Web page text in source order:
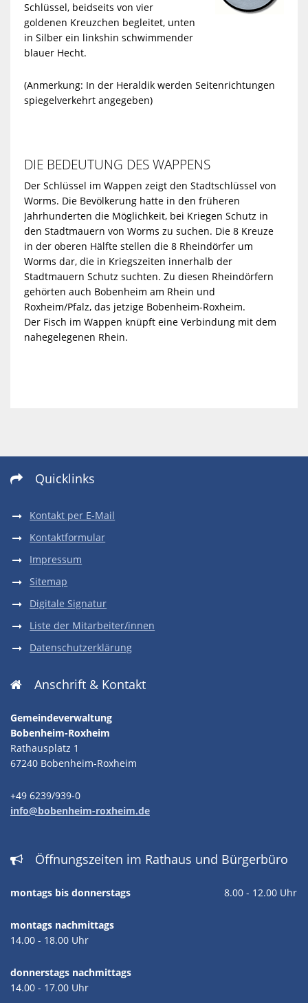
Schlüssel, beidseits von vier
goldenen Kreuzchen begleitet, unten
in Silber ein linkshin schwimmender
blauer Hecht.
(Anmerkung: In der Heraldik werden Seitenrichtungen
spiegelverkehrt angegeben)
DIE BEDEUTUNG DES WAPPENS
Der Schlüssel im Wappen zeigt den Stadtschlüssel von
Worms. Die Bevölkerung hatte in den früheren
Jahrhunderten die Möglichkeit, bei Kriegen Schutz in
den Stadtmauern von Worms zu suchen. Die 8 Kreuze
in der oberen Hälfte stellen die 8 Rheindörfer um
Worms dar, die in Kriegszeiten innerhalb der
Stadtmauern Schutz suchten. Zu diesen Rheindörfern
gehörten auch Bobenheim am Rhein und
Roxheim/Pfalz, das jetzige Bobenheim-Roxheim.
Der Fisch im Wappen knüpft eine Verbindung mit dem
nahegelegenen Rhein.
 Quicklinks
Kontakt per E-Mail
Kontaktformular
Impressum
Sitemap
Digitale Signatur
Liste der Mitarbeiter/innen
Datenschutzerklärung
 Anschrift & Kontakt
Gemeindeverwaltung
Bobenheim-Roxheim
Rathausplatz 1
67240 Bobenheim-Roxheim
+49 6239/939-0
info@bobenheim-roxheim.de
 Öffnungszeiten im Rathaus und Bürgerbüro
montags bis donnerstags 8.00 - 12.00 Uhr
montags nachmittags
14.00 - 18.00 Uhr
donnerstags nachmittags
14.00 - 17.00 Uhr